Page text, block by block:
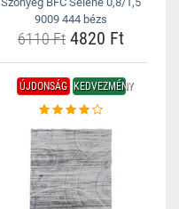
9009 444 bézs
6110 Ft 4820 Ft
ÚJDONSÁG KEDVEZMÉNY